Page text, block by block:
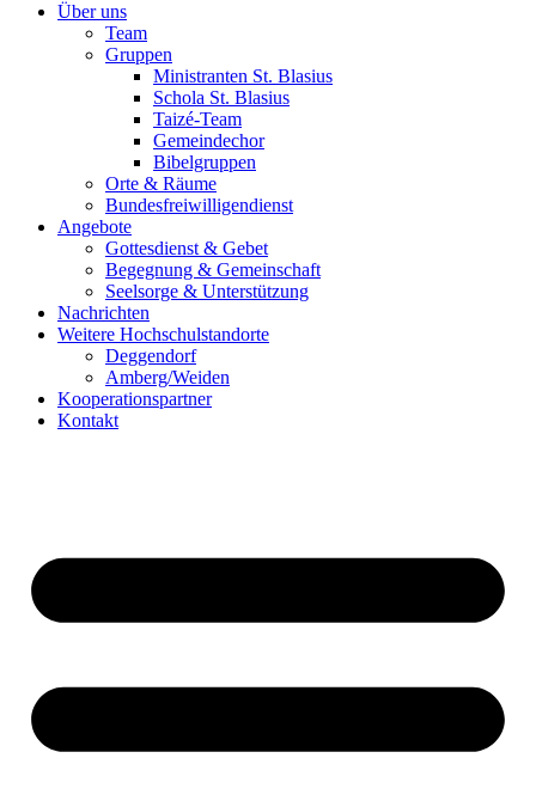
Über uns
Team
Gruppen
Ministranten St. Blasius
Schola St. Blasius
Taizé-Team
Gemeindechor
Bibelgruppen
Orte & Räume
Bundesfreiwilligendienst
Angebote
Gottesdienst & Gebet
Begegnung & Gemeinschaft
Seelsorge & Unterstützung
Nachrichten
Weitere Hochschulstandorte
Deggendorf
Amberg/Weiden
Kooperationspartner
Kontakt